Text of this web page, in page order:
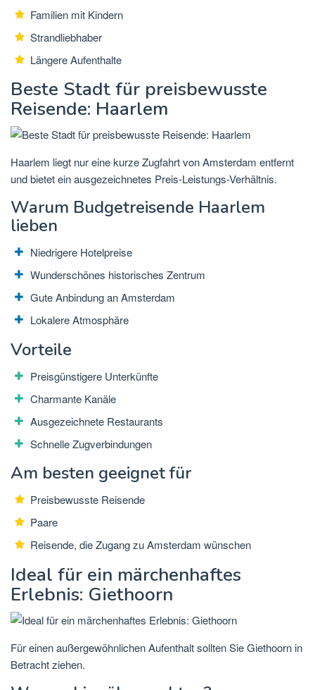
Familien mit Kindern
Strandliebhaber
Längere Aufenthalte
Beste Stadt für preisbewusste
Reisende: Haarlem
Haarlem liegt nur eine kurze Zugfahrt von Amsterdam entfernt
und bietet ein ausgezeichnetes Preis-Leistungs-Verhältnis.
Warum Budgetreisende Haarlem
lieben
Niedrigere Hotelpreise
Wunderschönes historisches Zentrum
Gute Anbindung an Amsterdam
Lokalere Atmosphäre
Vorteile
Preisgünstigere Unterkünfte
Charmante Kanäle
Ausgezeichnete Restaurants
Schnelle Zugverbindungen
Am besten geeignet für
Preisbewusste Reisende
Paare
Reisende, die Zugang zu Amsterdam wünschen
Ideal für ein märchenhaftes
Erlebnis: Giethoorn
Für einen außergewöhnlichen Aufenthalt sollten Sie Giethoorn in
Betracht ziehen.